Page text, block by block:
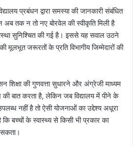
प्रबंधन द्वारा समस्या की जानकारी संबंधित
अब तक न तो नए बोरवेल की स्वीकृति मिली है
सुनिश्चित की गई है। इससे यह सवाल उठने
जरूरतों के प्रति विभागीय जिम्मेदारों की
शिक्षा की गुणवत्ता सुधारने और अंग्रेजी माध्यम
की बात करता है, लेकिन जब विद्यालय में पीने के
नहीं है तो ऐसी योजनाओं का उद्देश्य अधूरा
बच्चों के स्वास्थ्य से किसी भी प्रकार का
सकता।